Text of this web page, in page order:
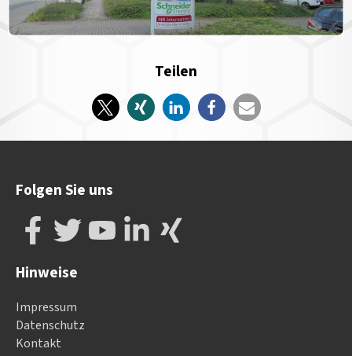
Teilen
Folgen Sie uns
Hinweise
Impressum
Datenschutz
Kontakt